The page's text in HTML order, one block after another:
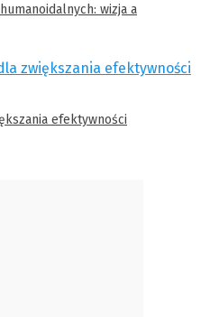
wizja a
efektywności